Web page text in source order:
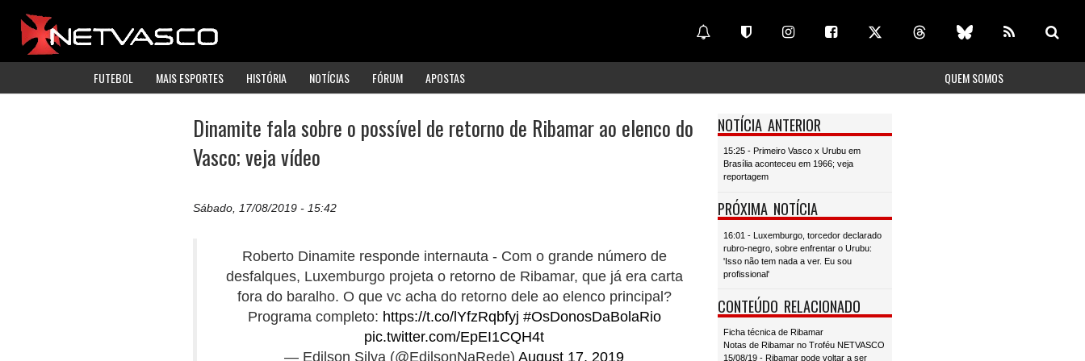
FUTEBOL MAIS ESPORTES HISTÓRIA NOTÍCIAS FÓRUM APOSTAS QUEM SOMOS
Dinamite fala sobre o possível de retorno de Ribamar ao elenco do
Vasco; veja vídeo
Sábado, 17/08/2019 - 15:42
Roberto Dinamite responde internauta - Com o grande número de
desfalques, Luxemburgo projeta o retorno de Ribamar, que já era carta
fora do baralho. O que vc acha do retorno dele ao elenco principal?
Programa completo: https://t.co/lYfzRqbfyj #OsDonosDaBolaRio
pic.twitter.com/EpEI1CQH4t
— Edilson Silva (@EdilsonNaRede)August 17, 2019
NOTÍCIA ANTERIOR
15:25 - Primeiro Vasco x Urubu em
Brasília aconteceu em 1966; veja
reportagem
PRÓXIMA NOTÍCIA
16:01 - Luxemburgo, torcedor declarado
rubro-negro, sobre enfrentar o Urubu:
'Isso não tem nada a ver. Eu sou
profissional'
CONTEÚDO RELACIONADO
Ficha técnica de Ribamar
Notas de Ribamar no Troféu NETVASCO
15/08/19 - Ribamar pode voltar a ser